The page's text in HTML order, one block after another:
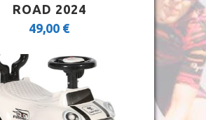
ROAD 2024
49,00 €